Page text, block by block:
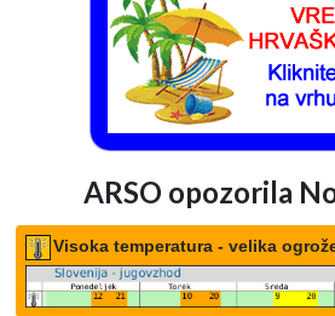
ARSO opozorila
Visoka temperatura - velika